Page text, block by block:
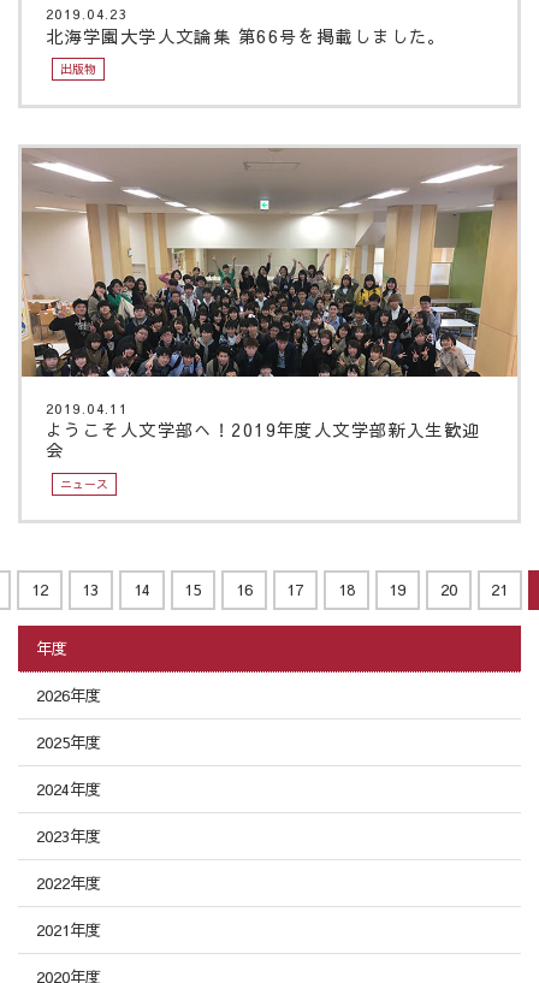
2019.04.23
北海学園大学人文論集 第66号を掲載しました。
出版物
2019.04.11
ようこそ人文学部へ！2019年度人文学部新入生歓迎
会
ニュース
12 13 14 15 16 17 18 19 20 21
年度
2026年度
2025年度
2024年度
2023年度
2022年度
2021年度
2020年度